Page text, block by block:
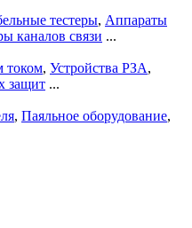
тестеры, Аппараты
каналов связи ...
током, Устройства РЗА,
защит ...
, Паяльное оборудование,